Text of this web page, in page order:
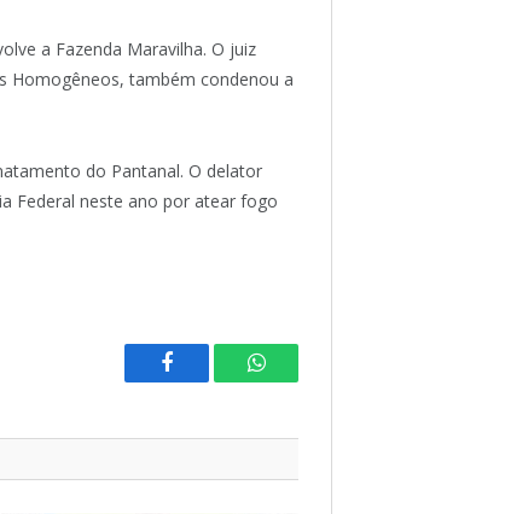
a Fazenda Maravilha. O juiz
Homogêneos, também condenou a
do Pantanal. O delator
Federal neste ano por atear fogo
Facebook WhatsApp